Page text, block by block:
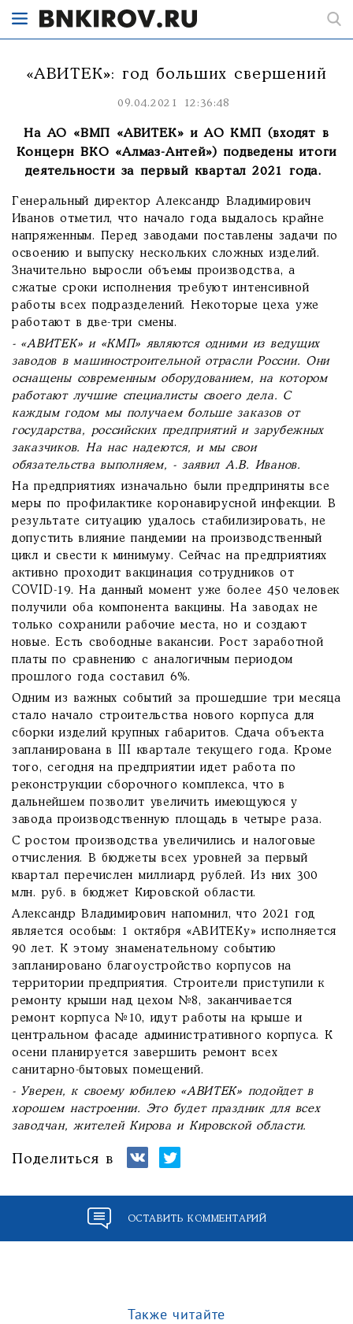
«АВИТЕК»: год больших свершений
09.04.2021 12:36:48
На АО «ВМП «АВИТЕК» и АО КМП (входят в
Концерн ВКО «Алмаз-Антей») подведены итоги
деятельности за первый квартал 2021 года.
Генеральный директор Александр Владимирович
Иванов отметил, что начало года выдалось крайне
напряженным. Перед заводами поставлены задачи по
освоению и выпуску нескольких сложных изделий.
Значительно выросли объемы производства, а
сжатые сроки исполнения требуют интенсивной
работы всех подразделений. Некоторые цеха уже
работают в две-три смены.
- «АВИТЕК» и «КМП» являются одними из ведущих
заводов в машиностроительной отрасли России. Они
оснащены современным оборудованием, на котором
работают лучшие специалисты своего дела. С
каждым годом мы получаем больше заказов от
государства, российских предприятий и зарубежных
заказчиков. На нас надеются, и мы свои
обязательства выполняем, - заявил А.В. Иванов.
На предприятиях изначально были предприняты все
меры по профилактике коронавирусной инфекции. В
результате ситуацию удалось стабилизировать, не
допустить влияние пандемии на производственный
цикл и свести к минимуму. Сейчас на предприятиях
активно проходит вакцинация сотрудников от
COVID-19. На данный момент уже более 450 человек
получили оба компонента вакцины. На заводах не
только сохранили рабочие места, но и создают
новые. Есть свободные вакансии. Рост заработной
платы по сравнению с аналогичным периодом
прошлого года составил 6%.
Одним из важных событий за прошедшие три месяца
стало начало строительства нового корпуса для
сборки изделий крупных габаритов. Сдача объекта
запланирована в III квартале текущего года. Кроме
того, сегодня на предприятии идет работа по
реконструкции сборочного комплекса, что в
дальнейшем позволит увеличить имеющуюся у
завода производственную площадь в четыре раза.
С ростом производства увеличились и налоговые
отчисления. В бюджеты всех уровней за первый
квартал перечислен миллиард рублей. Из них 300
млн. руб. в бюджет Кировской области.
Александр Владимирович напомнил, что 2021 год
является особым: 1 октября «АВИТЕКу» исполняется
90 лет. К этому знаменательному событию
запланировано благоустройство корпусов на
территории предприятия. Строители приступили к
ремонту крыши над цехом №8, заканчивается
ремонт корпуса №10, идут работы на крыше и
центральном фасаде административного корпуса. К
осени планируется завершить ремонт всех
санитарно-бытовых помещений.
- Уверен, к своему юбилею «АВИТЕК» подойдет в
хорошем настроении. Это будет праздник для всех
заводчан, жителей Кирова и Кировской области.
Поделиться в
ОСТАВИТЬ КОММЕНТАРИЙ
Также читайте